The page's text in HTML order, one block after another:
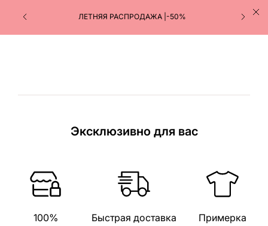
ЛЕТНЯЯ РАСПРОДАЖА |-50%
Эксклюзивно для вас
100%
Быстрая доставка
Примерка